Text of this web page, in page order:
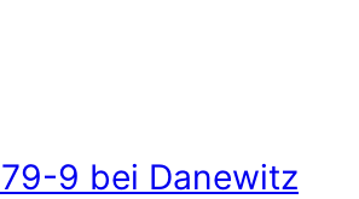
9 bei Danewitz